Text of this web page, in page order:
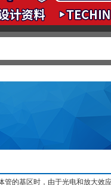
的基区时，由于光电和放大效